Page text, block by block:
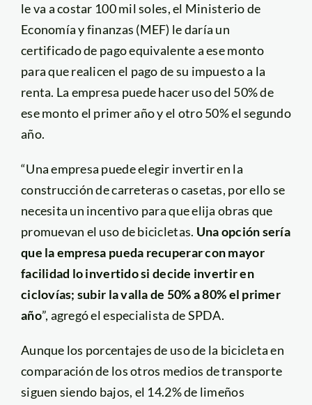
le va a costar 100 mil soles, el Ministerio de
Economía y finanzas (MEF) le daría un
certificado de pago equivalente a ese monto
para que realicen el pago de su impuesto a la
renta. La empresa puede hacer uso del 50% de
ese monto el primer año y el otro 50% el segundo
año.
“Una empresa puede elegir invertir en la
construcción de carreteras o casetas, por ello se
necesita un incentivo para que elija obras que
promuevan el uso de bicicletas. Una opción sería
que la empresa pueda recuperar con mayor
facilidad lo invertido si decide invertir en
ciclovías; subir la valla de 50% a 80% el primer
año”, agregó el especialista de SPDA.
Aunque los porcentajes de uso de la bicicleta en
comparación de los otros medios de transporte
siguen siendo bajos, el 14.2% de limeños